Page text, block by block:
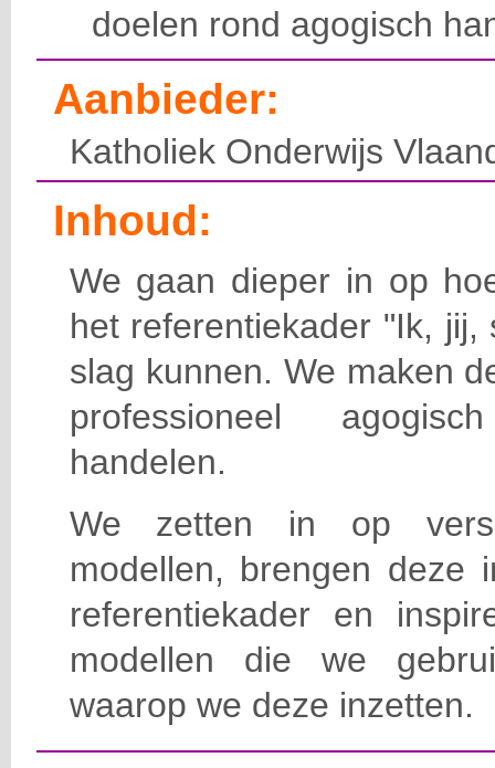
doelen rond agogisch
Aanbieder:
Katholiek Onderwijs
Inhoud:
We gaan dieper in op
het referentiekader "Ik,
slag kunnen. We maken
professioneel
handelen.
We zetten in op
modellen, brengen deze
referentiekader en
modellen die we
waarop we deze inzetten.